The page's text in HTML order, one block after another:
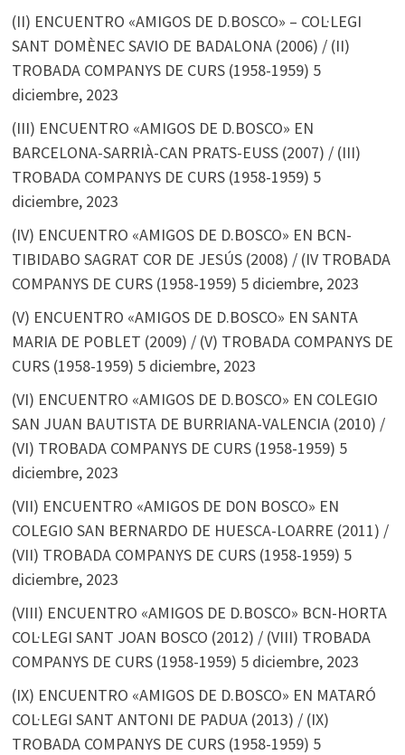
(II) ENCUENTRO «AMIGOS DE D.BOSCO» – COL·LEGI
SANT DOMÈNEC SAVIO DE BADALONA (2006) / (II)
TROBADA COMPANYS DE CURS (1958-1959) 5
diciembre, 2023
(III) ENCUENTRO «AMIGOS DE D.BOSCO» EN
BARCELONA-SARRIÀ-CAN PRATS-EUSS (2007) / (III)
TROBADA COMPANYS DE CURS (1958-1959) 5
diciembre, 2023
(IV) ENCUENTRO «AMIGOS DE D.BOSCO» EN BCN-
TIBIDABO SAGRAT COR DE JESÚS (2008) / (IV TROBADA
COMPANYS DE CURS (1958-1959) 5 diciembre, 2023
(V) ENCUENTRO «AMIGOS DE D.BOSCO» EN SANTA
MARIA DE POBLET (2009) / (V) TROBADA COMPANYS DE
CURS (1958-1959) 5 diciembre, 2023
(VI) ENCUENTRO «AMIGOS DE D.BOSCO» EN COLEGIO
SAN JUAN BAUTISTA DE BURRIANA-VALENCIA (2010) /
(VI) TROBADA COMPANYS DE CURS (1958-1959) 5
diciembre, 2023
(VII) ENCUENTRO «AMIGOS DE DON BOSCO» EN
COLEGIO SAN BERNARDO DE HUESCA-LOARRE (2011) /
(VII) TROBADA COMPANYS DE CURS (1958-1959) 5
diciembre, 2023
(VIII) ENCUENTRO «AMIGOS DE D.BOSCO» BCN-HORTA
COL·LEGI SANT JOAN BOSCO (2012) / (VIII) TROBADA
COMPANYS DE CURS (1958-1959) 5 diciembre, 2023
(IX) ENCUENTRO «AMIGOS DE D.BOSCO» EN MATARÓ
COL·LEGI SANT ANTONI DE PADUA (2013) / (IX)
TROBADA COMPANYS DE CURS (1958-1959) 5